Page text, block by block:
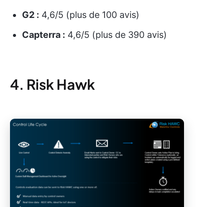
G2 : 4,6/5 (plus de 100 avis)
Capterra : 4,6/5 (plus de 390 avis)
4. Risk Hawk